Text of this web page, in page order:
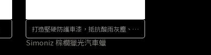
打造堅硬防護車漆，抵抗酸雨灰塵、鳥
屎和道路污垢
Simoniz 棕櫚獵光汽車蠟